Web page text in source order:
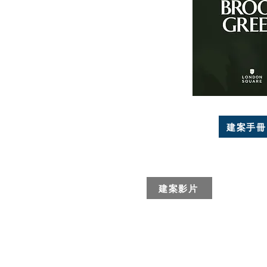
建案手冊
建案影片